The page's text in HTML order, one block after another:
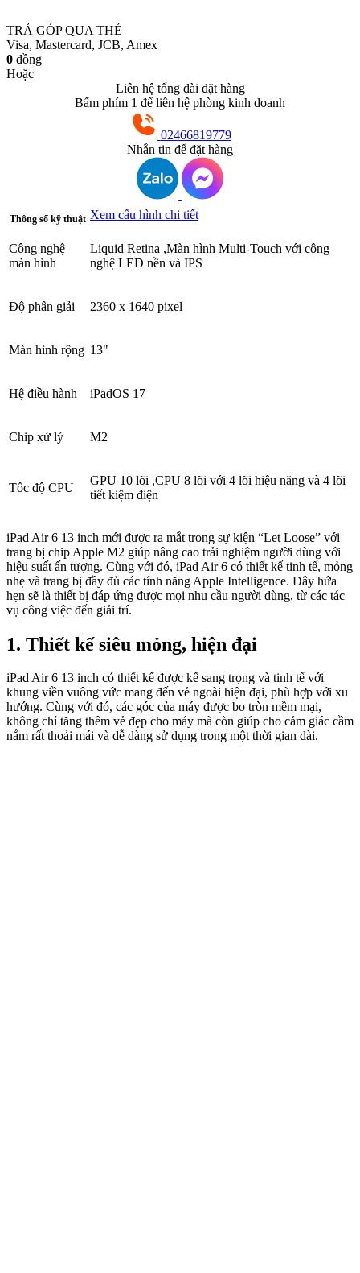
TRẢ GÓP QUA THẺ
Visa, Mastercard, JCB, Amex
0 đồng
Hoặc
Liên hệ tổng đài đặt hàng
Bấm phím 1 để liên hệ phòng kinh doanh
02466819779
Nhắn tin để đặt hàng
Thông số kỹ thuật Xem cấu hình chi tiết
Công nghệ
màn hình
Liquid Retina ,Màn hình Multi-Touch với công
nghệ LED nền và IPS
Độ phân giải 2360 x 1640 pixel
Màn hình rộng 13"
Hệ điều hành iPadOS 17
Chip xử lý M2
Tốc độ CPU
GPU 10 lõi ,CPU 8 lõi với 4 lõi hiệu năng và 4 lõi
tiết kiệm điện
iPad Air 6 13 inch mới được ra mắt trong sự kiện “Let Loose” với
trang bị chip Apple M2 giúp nâng cao trải nghiệm người dùng với
hiệu suất ấn tượng. Cùng với đó, iPad Air 6 có thiết kế tinh tế, mỏng
nhẹ và trang bị đầy đủ các tính năng Apple Intelligence. Đây hứa
hẹn sẽ là thiết bị đáp ứng được mọi nhu cầu người dùng, từ các tác
vụ công việc đến giải trí.
1. Thiết kế siêu mỏng, hiện đại
iPad Air 6 13 inch có thiết kế được kế sang trọng và tinh tế với
khung viền vuông vức mang đến vẻ ngoài hiện đại, phù hợp với xu
hướng. Cùng với đó, các góc của máy được bo tròn mềm mại,
không chỉ tăng thêm vẻ đẹp cho máy mà còn giúp cho cảm giác cầm
nắm rất thoải mái và dễ dàng sử dụng trong một thời gian dài.